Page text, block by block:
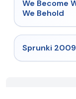
We Become
We Behold
Sprunki 2009